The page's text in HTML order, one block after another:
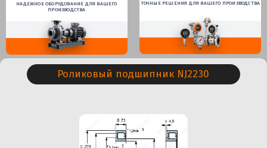
НАДЕЖНОЕ ОБОРУДОВАНИЕ ДЛЯ ВАШЕГО
ПРОИЗВОДСТВА
ТОЧНЫЕ РЕШЕНИЯ ДЛЯ ВАШЕГО ПРОИЗВОДСТВА
Роликовый подшипник NJ2230